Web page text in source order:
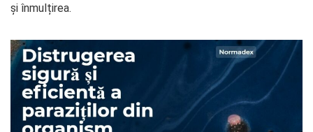
și înmulțirea.